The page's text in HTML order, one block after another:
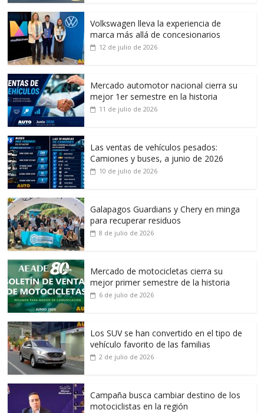
Volkswagen lleva la experiencia de
marca más allá de concesionarios
12 de julio de 2026
Mercado automotor nacional cierra su
mejor 1er semestre en la historia
11 de julio de 2026
Las ventas de vehículos pesados:
Camiones y buses, a junio de 2026
10 de julio de 2026
Galapagos Guardians y Chery en minga
para recuperar residuos
8 de julio de 2026
Mercado de motocicletas cierra su
mejor primer semestre de la historia
6 de julio de 2026
Los SUV se han convertido en el tipo de
vehículo favorito de las familias
2 de julio de 2026
Campaña busca cambiar destino de los
motociclistas en la región